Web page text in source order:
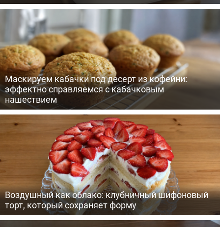
Маскируем кабачки под десерт из кофейни:
эффектно справляемся с кабачковым
нашествием
Воздушный как облако: клубничный шифоновый
торт, который сохраняет форму